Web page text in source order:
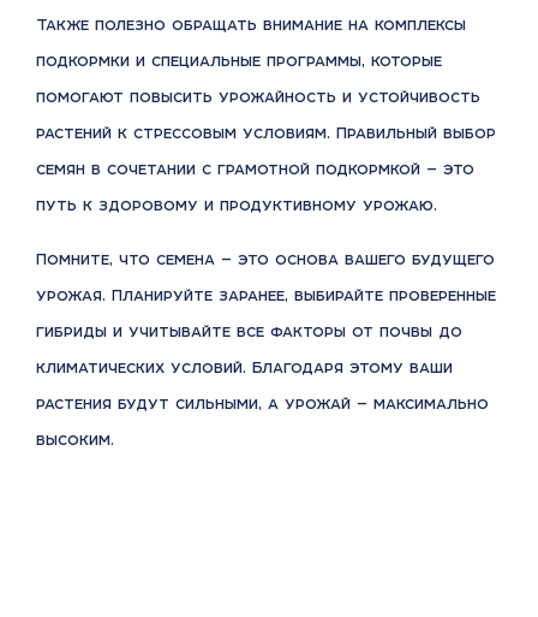
Также полезно обращать внимание на комплексы
подкормки и специальные программы, которые
помогают повысить урожайность и устойчивость
растений к стрессовым условиям. Правильный выбор
семян в сочетании с грамотной подкормкой — это
путь к здоровому и продуктивному урожаю.
Помните, что семена — это основа вашего будущего
урожая. Планируйте заранее, выбирайте проверенные
гибриды и учитывайте все факторы от почвы до
климатических условий. Благодаря этому ваши
растения будут сильными, а урожай — максимально
высоким.